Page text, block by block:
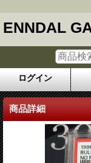
ENNDAL
ログイン
商品詳細